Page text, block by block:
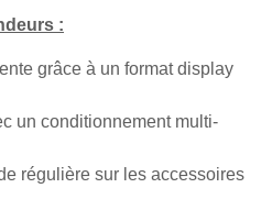
:
grâce à un format display
un conditionnement multi-
régulière sur les accessoires